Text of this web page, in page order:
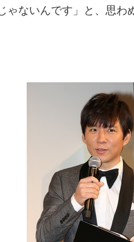
ゃないんです」と、思わ